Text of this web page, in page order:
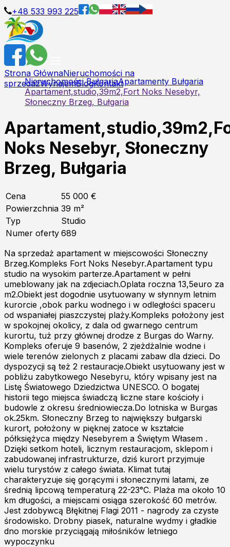
+48 533 993 225
Strona GłównaNieruchomości na
sprzedażWynajemBlogKontakt
Nieruchomości BułgariaApartamenty Bułgaria
Apartament,studio,39m2,Fort Noks Nesebyr,
Słoneczny Brzeg, Bułgaria
Noks Nesebyr, Słoneczny
Brzeg, Bułgaria
Cena
55 000 €
Powierzchnia 39 m²
Typ
Studio
Numer oferty 689
Na sprzedaż apartament w miejscowości Słoneczny
Brzeg.Kompleks Fort Noks Nesebyr.Apartament typu
studio na wysokim parterze.Apartament w pełni
umeblowany jak na zdjeciach.Oplata roczna 13,5euro za
m2.Obiekt jest dogodnie usytuowany w słynnym letnim
kurorcie ,obok parku wodnego i w odległości spaceru
od wspaniałej piaszczystej plaży.Kompleks położony jest
w spokojnej okolicy, z dala od gwarnego centrum
kurortu, tuż przy głównej drodze z Burgas do Warny.
Kompleks oferuje 9 basenów, 2 zjeżdżalnie wodne i
wiele terenów zielonych z placami zabaw dla dzieci. Do
dyspozycji są też 2 restauracje.Obiekt usytuowany jest w
pobliżu zabytkowego Nesebyru, który wpisany jest na
Listę Światowego Dziedzictwa UNESCO. O bogatej
historii tego miejsca świadczą liczne stare kościoły i
budowle z okresu średniowiecza.Do lotniska w Burgas
ok.25km. Słoneczny Brzeg to największy bułgarski
kurort, położony w pięknej zatoce w kształcie
półksiężyca między Nesebyrem a Świętym Własem .
Dzięki setkom hoteli, licznym restauracjom, sklepom i
zabudowanej infrastrukturze, dziś kurort przyjmuje
wielu turystów z całego świata. Klimat tutaj
charakteryzuje się gorącymi i słonecznymi latami, ze
średnią lipcową temperaturą 22-23°C. Plaża ma około 10
km długości, a miejscami osiąga szerokość 60 metrów.
Jest zdobywcą Błękitnej Flagi 2011 - nagrody za czyste
środowisko. Drobny piasek, naturalne wydmy i gładkie
dno morskie przyciągają miłośników letniego
wypoczynku